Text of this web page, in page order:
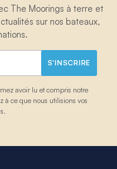
The Moorings à terre et
sur nos bateaux,
S'INSCRIRE
avoir lu et compris notre
à ce que nous utilisions vos